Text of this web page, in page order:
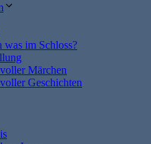
was im Schloss?
Märchen
Geschichten